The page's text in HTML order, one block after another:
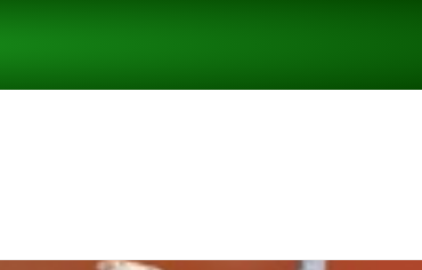
Colecciones Biológicas